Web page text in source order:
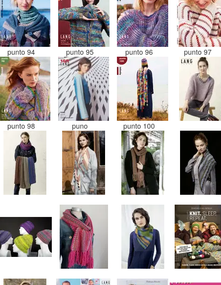
punto 94 punto 95 punto 96 punto 97
punto 98 puno punto 100